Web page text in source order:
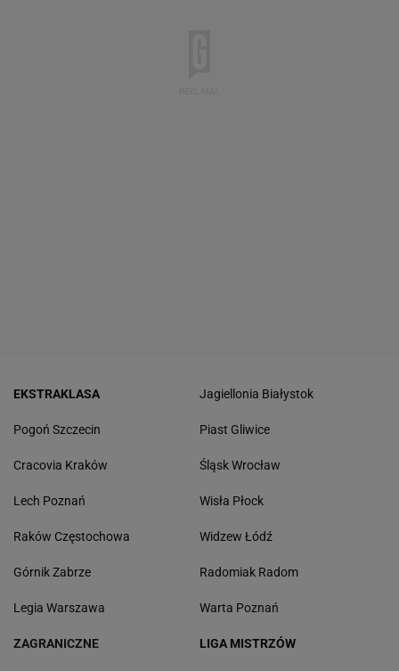
EKSTRAKLASA
Pogoń Szczecin
Cracovia Kraków
Lech Poznań
Raków Częstochowa
Górnik Zabrze
Legia Warszawa
Jagiellonia Białystok
Piast Gliwice
Śląsk Wrocław
Wisła Płock
Widzew Łódź
Radomiak Radom
Warta Poznań
ZAGRANICZNE LIGA MISTRZÓW